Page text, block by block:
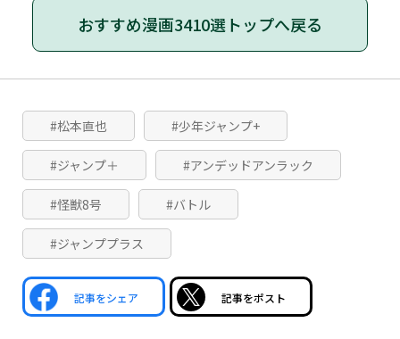
おすすめ漫画3410選トップへ戻る
#松本直也 #少年ジャンプ+
#ジャンプ＋ #アンデッドアンラック
#怪獣8号 #バトル
#ジャンププラス
記事をシェア 記事をポスト